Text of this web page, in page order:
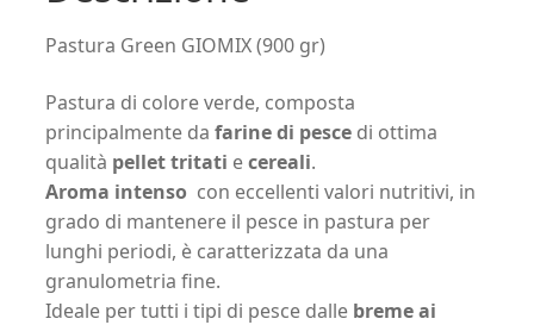
Pastura Green GIOMIX (900 gr)
Pastura di colore verde, composta
principalmente da farine di pescedi ottima
qualità pellet tritati ecereali.
Aroma intenso con eccellenti valori nutritivi, in
grado di mantenere il pesce in pastura per
lunghi periodi, è caratterizzata da una
granulometria fine.
Ideale per tutti i tipi di pesce dalle breme ai